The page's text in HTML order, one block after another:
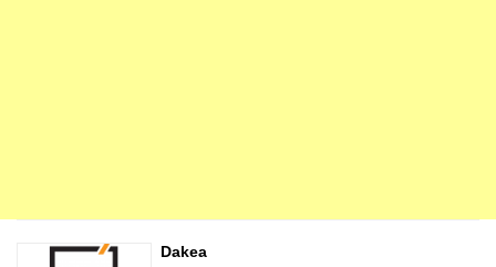
Dakea